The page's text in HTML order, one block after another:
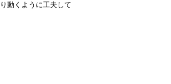
動くように工夫して